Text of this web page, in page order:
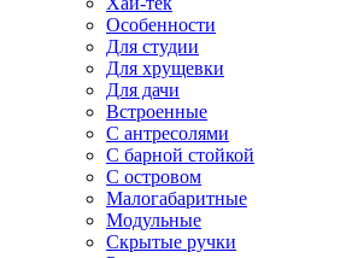
Особенности
Для студии
Для хрущевки
Для дачи
Встроенные
С антресолями
С барной стойкой
С островом
Малогабаритные
Модульные
Скрытые ручки